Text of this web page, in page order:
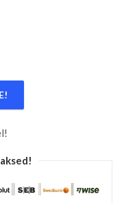
TANGID, SISE, SIRGE